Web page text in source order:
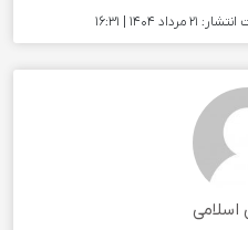
۱۴۰۴ | 16:31
اسلامی